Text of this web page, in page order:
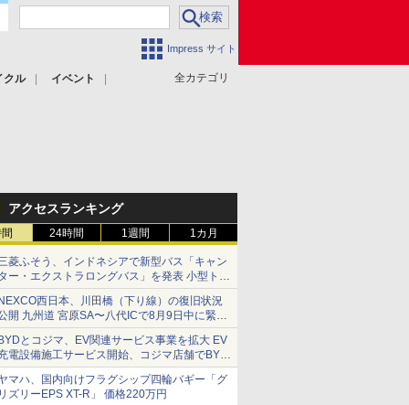
Impress サイト
全カテゴリ
クル
イベント
アクセスランキング
24時間 1週間 1カ月
菱ふそう、インドネシアで新型バス「キャン
ー・エクストラロングバス」を発表 小型トラ
クベースの観光・旅客輸送向けバス
NEXCO西日本、川田橋（下り線）の復旧状況
開 九州道 宮原SA〜八代ICで8月9日中に緊急
両を通行可能に
BYDとコジマ、EV関連サービス事業を拡大 EV
電設備施工サービス開始、コジマ店舗でBYD
の展示・試乗イベントを強化
マハ、国内向けフラグシップ四輪バギー「グ
リズリーEPS XT-R」 価格220万円